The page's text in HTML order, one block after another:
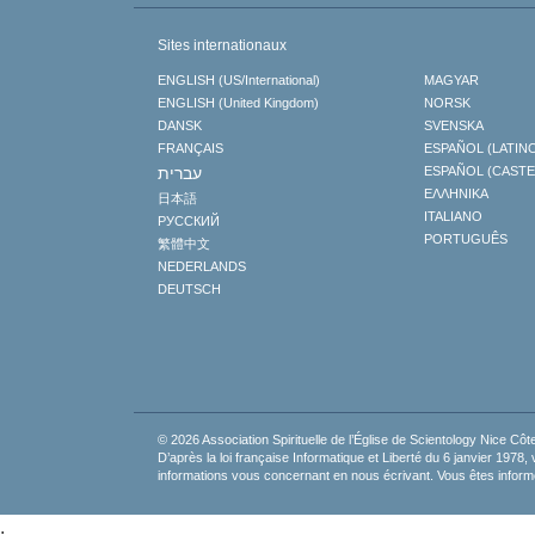
Sites internationaux
ENGLISH (US/International)
ENGLISH (United Kingdom)
DANSK
FRANÇAIS
עברית
日本語
РУССКИЙ
繁體中文
NEDERLANDS
DEUTSCH
MAGYAR
NORSK
SVENSKA
ESPAÑOL
ESPAÑOL
ΕΛΛΗΝΙΚA
ITALIANO
PORTUGUÊS
© 2026Association Spirituelle de l’Église de Scientology Nice
D’après la loi française Informatique et Liberté du 6 janvier
informations vous concernant en nous écrivant. Vous êtes
.